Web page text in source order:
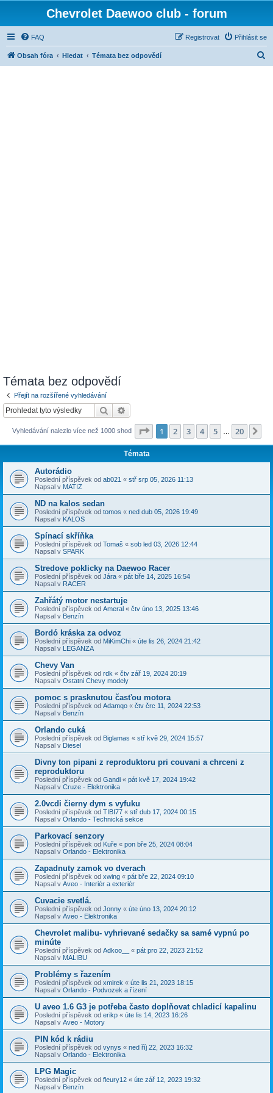
Chevrolet Daewoo club - forum
FAQ Přihlásit se
Registrovat
Obsah fóra Hledat Témata bez odpovědí
Témata bez odpovědí
Přejít na rozšířené vyhledávání
Hledat
Vyhledávání nalezlo více než 1000 shod Stránka z 20
1 2 3 4 5 20
Témata
Autorádio
Poslední příspěvek od ab021 « stř srp 05, 2026 11:13
Napsal v MATIZ
ND na kalos sedan
Poslední příspěvek od tomos « ned dub 05, 2026 19:49
Napsal v KALOS
Spínací skříňka
Poslední příspěvek od Tomaš « sob led 03, 2026 12:44
Napsal v SPARK
Stredove poklicky na Daewoo Racer
Poslední příspěvek od Jára « pát bře 14, 2025 16:54
Napsal v RACER
Zahřátý motor nestartuje
Poslední příspěvek od Ameral « čtv úno 13, 2025 13:46
Napsal v Benzín
Bordó kráska za odvoz
Poslední příspěvek od MiKimChi « úte lis 26, 2024 21:42
Napsal v LEGANZA
Chevy Van
Poslední příspěvek od rdk « čtv zář 19, 2024 20:19
Napsal v Ostatni Chevy modely
pomoc s prasknutou časťou motora
Poslední příspěvek od Adamqo « čtv črc 11, 2024 22:53
Napsal v Benzín
Orlando cuká
Poslední příspěvek od Biglamas « stř kvě 29, 2024 15:57
Napsal v Diesel
Divny ton pipani z reproduktoru pri couvani a chrceni z
reproduktoru
Poslední příspěvek od Gandi « pát kvě 17, 2024 19:42
Napsal v Cruze - Elektronika
2.0vcdi čierny dym s vyfuku
Poslední příspěvek od TIBI77 « stř dub 17, 2024 00:15
Napsal v Orlando - Technická sekce
Parkovací senzory
Poslední příspěvek od Kuře « pon bře 25, 2024 08:04
Napsal v Orlando - Elektronika
Zapadnuty zamok vo dverach
Poslední příspěvek od xwing « pát bře 22, 2024 09:10
Napsal v Aveo - Interiér a exteriér
Cuvacie svetlá.
Poslední příspěvek od Jonny « úte úno 13, 2024 20:12
Napsal v Aveo - Elektronika
Chevrolet malibu- vyhrievané sedačky sa samé vypnú po
minúte
Poslední příspěvek od Adkoo__ « pát pro 22, 2023 21:52
Napsal v MALIBU
Problémy s řazením
Poslední příspěvek od xmirek « úte lis 21, 2023 18:15
Napsal v Orlando - Podvozek a řízení
U aveo 1.6 G3 je potřeba často doplňovat chladicí kapalinu
Poslední příspěvek od erikp « úte lis 14, 2023 16:26
Napsal v Aveo - Motory
PIN kód k rádiu
Poslední příspěvek od vynys « ned říj 22, 2023 16:32
Napsal v Orlando - Elektronika
LPG Magic
Poslední příspěvek od fleury12 « úte zář 12, 2023 19:32
Napsal v Benzín